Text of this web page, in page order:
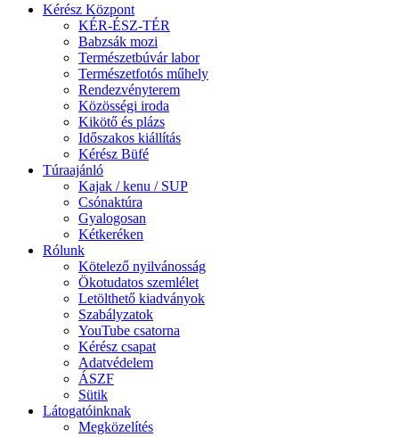
Kérész Központ
KÉR-ÉSZ-TÉR
Babzsák mozi
Természetbúvár labor
Természetfotós műhely
Rendezvényterem
Közösségi iroda
Kikötő és plázs
Időszakos kiállítás
Kérész Büfé
Túraajánló
Kajak / kenu / SUP
Csónaktúra
Gyalogosan
Kétkeréken
Rólunk
Kötelező nyilvánosság
Ökotudatos szemlélet
Letölthető kiadványok
Szabályzatok
YouTube csatorna
Kérész csapat
Adatvédelem
ÁSZF
Sütik
Látogatóinknak
Megközelítés